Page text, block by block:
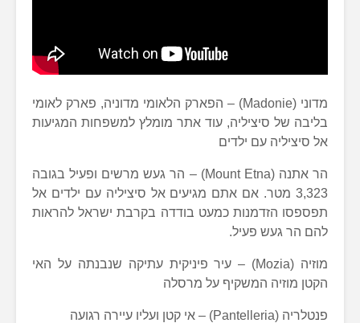
מדוני (Madonie) – הפארק הלאומי מדוניה, פארק לאומי
בליבה של סיציליה, עוד אתר מומלץ למשפחות המגיעות
אל סיציליה עם ילדים
הר אתנה (Mount Etna) – הר געש מרשים ופעיל בגובה
3,323 מטר. אם אתם מגיעים אל סיציליה עם ילדים אל
תפספסו הזדמנות כמעט בודדה בקרבת ישראל להראות
להם הר געש פעיל.
מוזיה (Mozia) – עיר פיניקית עתיקה שנבנתה על האי
הקטן מוזיה המשקיף על מרסלה
פנטלריה (Pantelleria) – אי קטן ועליו עיירה רגועה